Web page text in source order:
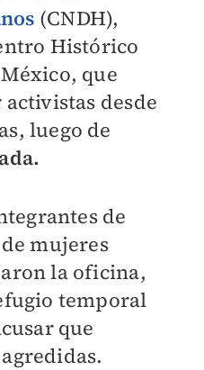
(CNDH),
Histórico
que
desde
luego de
de
mujeres
la oficina,
temporal
que